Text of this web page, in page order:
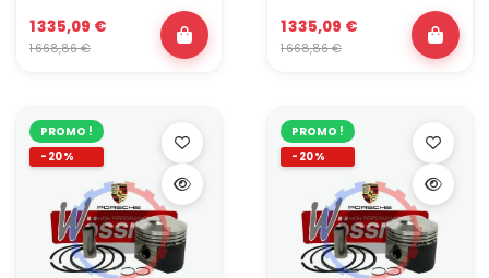
1 335,09 €
1 668,86 €
1 335,09 €
1 668,86 €
PROMO !
-20%
PROMO !
-20%